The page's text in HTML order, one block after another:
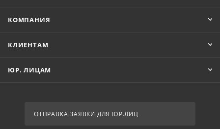
КОМПАНИЯ
КЛИЕНТАМ
ЮР. ЛИЦАМ
ОТПРАВКА ЗАЯВКИ ДЛЯ ЮР.ЛИЦ